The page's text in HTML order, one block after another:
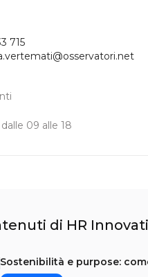
09 alle 18
715
di HR
Sostenibilità e purpose: